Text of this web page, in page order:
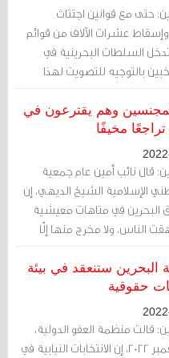
الوضع، لا بل على زيادته سوءً،
على التطبيع القائم وتوسعة
مداه وتركّزه وتعمّقه
خطراً وكارثة".
حتى مع قوانين اجتثاث
عشرات الآلاف من قوائم
السلطات البحرينية في
بالتوجيه للتصويت لهذا
ذاك.
وهم يقترعون في
مخيفًا
قال نائب أمين عام جمعية
الإسلامية الشيخ الديهي، إن
البحرين في متاهات معيشية
الناس، ولا مخرج منها إلّا
جاد لا ديكوري اعلاميّ يهدر
بعد فشل هذا النهج.
البحرين ستنعقد في بيئة
حقوقية
قالت منظمة العفو الدولية،
اليوم 10 نوفمبر 2022، إن الانتخابات النيابية في